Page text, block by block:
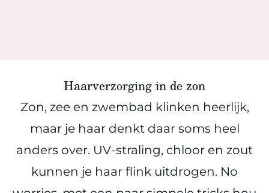
Haarverzorging in de zon
Zon, zee en zwembad klinken heerlijk,
maar je haar denkt daar soms heel
anders over. UV-straling, chloor en zout
kunnen je haar flink uitdrogen. No